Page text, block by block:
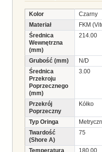
Kolor
Czarny
Materiał
FKM
Średnica
Wewnętrzna
(mm)
214.00
Grubość (mm)
N/D
Średnica
Przekroju
Poprzecznego
(mm)
3.00
Przekrój
Poprzeczny
Kółko
Typ Oringa
Twardość
(Shore A)
75
Temperatura
180.00